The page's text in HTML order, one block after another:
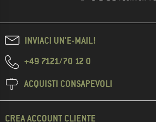
INVIACI UN'E-MAIL!
+49 7121/70 12 0
ACQUISTI CONSAPEVOLI
CREA ACCOUNT CLIENTE